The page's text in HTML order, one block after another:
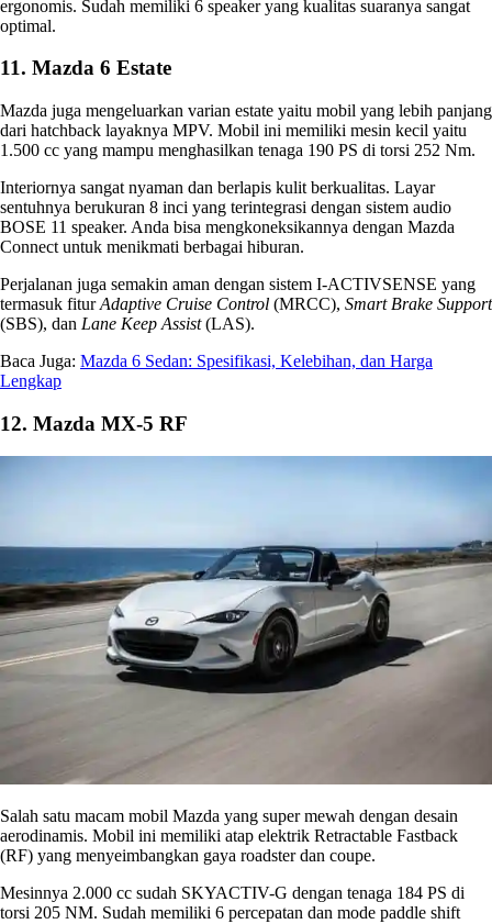
ergonomis. Sudah memiliki 6 speaker yang kualitas suaranya sangat
optimal.
11. Mazda 6 Estate
Mazda juga mengeluarkan varian estate yaitu mobil yang lebih panjang
dari hatchback layaknya MPV. Mobil ini memiliki mesin kecil yaitu
1.500 cc yang mampu menghasilkan tenaga 190 PS di torsi 252 Nm.
Interiornya sangat nyaman dan berlapis kulit berkualitas. Layar
sentuhnya berukuran 8 inci yang terintegrasi dengan sistem audio
BOSE 11 speaker. Anda bisa mengkoneksikannya dengan Mazda
Connect untuk menikmati berbagai hiburan.
Perjalanan juga semakin aman dengan sistem I-ACTIVSENSE yang
termasuk fiturAdaptive Cruise Control (MRCC), Smart Brake Support
(SBS), dan Lane Keep Assist(LAS).
Baca Juga: Mazda 6 Sedan: Spesifikasi, Kelebihan, dan Harga
Lengkap
12. Mazda MX-5 RF
Salah satu macam mobil Mazda yang super mewah dengan desain
aerodinamis. Mobil ini memiliki atap elektrik Retractable Fastback
(RF) yang menyeimbangkan gaya roadster dan coupe.
Mesinnya 2.000 cc sudah SKYACTIV-G dengan tenaga 184 PS di
torsi 205 NM. Sudah memiliki 6 percepatan dan mode paddle shift